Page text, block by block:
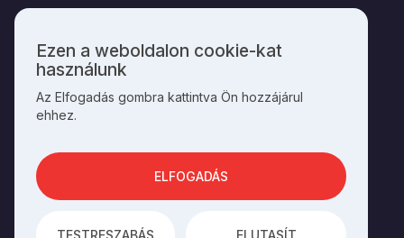
SOCIALS
Személyes
adatok
és
cookie-
használata
Ezen a weboldalon cookie-kat
használunk
Az Elfogadás gombra kattintva Ön hozzájárul
ehhez.
TESTRESZABÁS ELUTASÍT
ELFOGADÁS